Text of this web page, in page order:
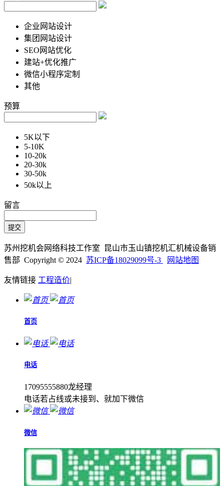
企业网站设计
集团网站设计
SEO网站优化
建站+优化推广
微信小程序定制
其他
预算
5K以下
5-10K
10-20k
20-30k
30-50k
50k以上
留言
苏州挖机会网络科技工作室 昆山市玉山镇挖机汇机械设备销
售部 Copyright © 2024 苏ICP备18029099号-3 网站地图
友情链接 工程造价|
首页
电话
17095555880龙经理
电话若占线或未接到、就加下微信
微信